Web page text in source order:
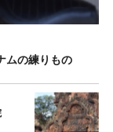
ムの練りもの